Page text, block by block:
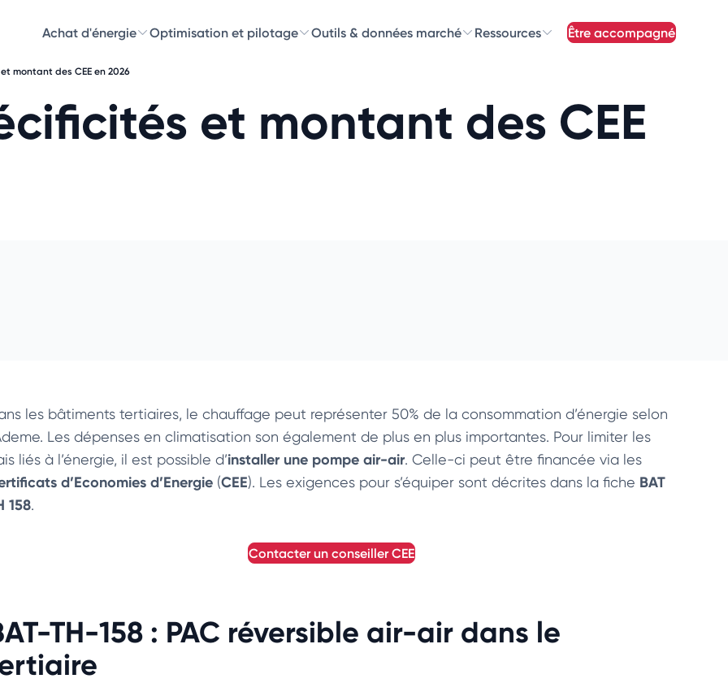
Achat d'énergie Optimisation et pilotage Outils & données marché Ressources être accompagné
montant des CEE en 2026
et montant des CEE
les bâtiments tertiaires, le chauffage peut représenter 50% de la consommation d’énergie selon
Les dépenses en climatisation son également de plus en plus importantes. Pour limiter les
liés à l’énergie, il est possible d’installer une pompe air-air. Celle-ci peut être financée via les
d’Economies d’Energie (CEE). Les exigences pour s’équiper sont décrites dans la fiche BAT
158.
contacter un conseillerCEE
TH-158 : PAC réversible air-air dans le
Découvrez nos newsletters
Choisissez les newsletters qui vous intéressent